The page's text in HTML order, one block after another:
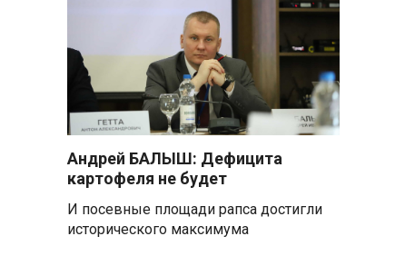
новых атаках ВСУ пострадали
еще четыре человека
Александр Лукашенко о
работе Белкоопсоюза: «Если это
так, это жуть»
самых популярных зарубежных
городов у российских туристов
Минобороны РФ: при
освобождении Анискино ВСУ
Андрей БАЛЫШ: Дефицита
картофеля не будет
И посевные площади рапса достигли
исторического максимума